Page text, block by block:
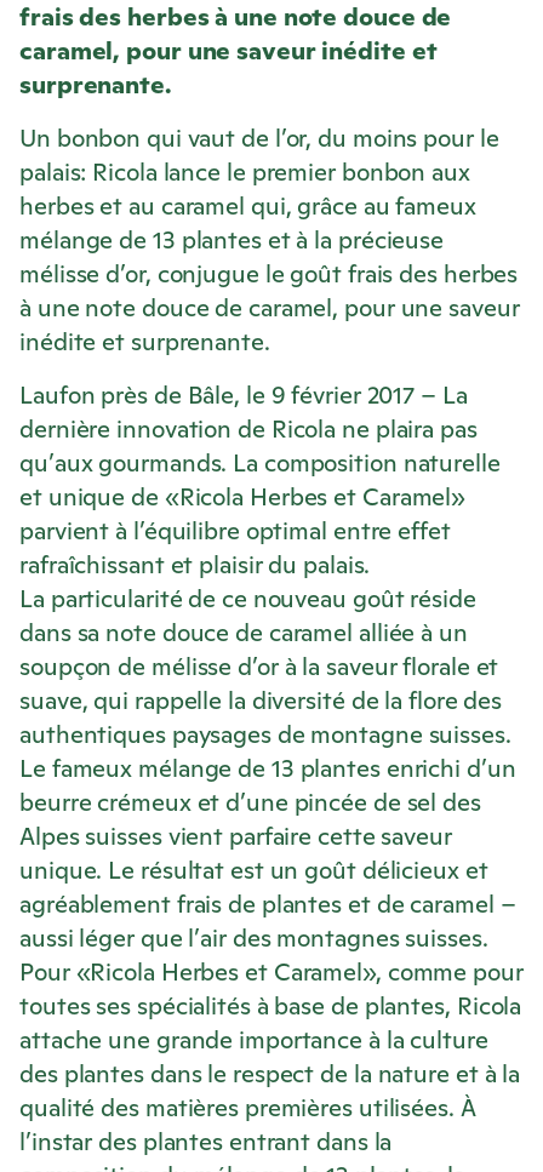
frais des herbes à une note douce de
caramel, pour une saveur inédite et
surprenante.
Un bonbon qui vaut de l’or, du moins pour le
palais: Ricola lance le premier bonbon aux
herbes et au caramel qui, grâce au fameux
mélange de 13 plantes et à la précieuse
mélisse d’or, conjugue le goût frais des herbes
à une note douce de caramel, pour une saveur
inédite et surprenante.
Laufon près de Bâle, le 9 février 2017 – La
dernière innovation de Ricola ne plaira pas
qu’aux gourmands. La composition naturelle
et unique de «Ricola Herbes et Caramel»
parvient à l’équilibre optimal entre effet
rafraîchissant et plaisir du palais.
La particularité de ce nouveau goût réside
dans sa note douce de caramel alliée à un
soupçon de mélisse d’or à la saveur florale et
suave, qui rappelle la diversité de la flore des
authentiques paysages de montagne suisses.
Le fameux mélange de 13 plantes enrichi d’un
beurre crémeux et d’une pincée de sel des
Alpes suisses vient parfaire cette saveur
unique. Le résultat est un goût délicieux et
agréablement frais de plantes et de caramel –
aussi léger que l’air des montagnes suisses.
Pour «Ricola Herbes et Caramel», comme pour
toutes ses spécialités à base de plantes, Ricola
attache une grande importance à la culture
des plantes dans le respect de la nature et à la
qualité des matières premières utilisées. À
l’instar des plantes entrant dans la